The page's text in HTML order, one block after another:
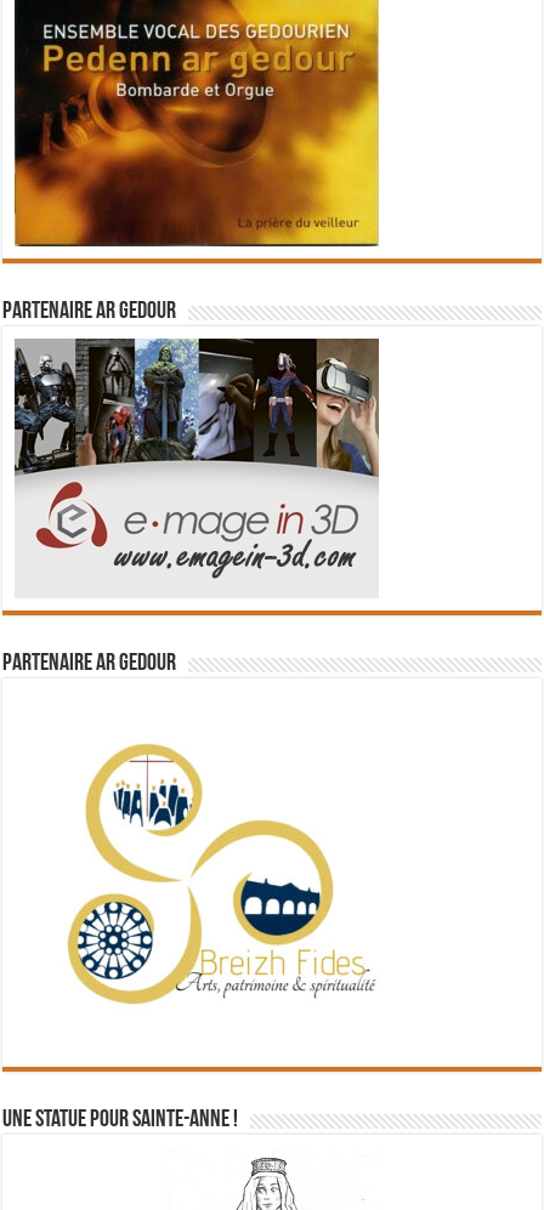
Partenaire Ar Gedour
Partenaire Ar Gedour
Une statue pour Sainte-Anne !